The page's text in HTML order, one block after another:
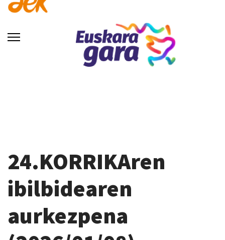
24.KORRIKAren
ibilbidearen
aurkezpena